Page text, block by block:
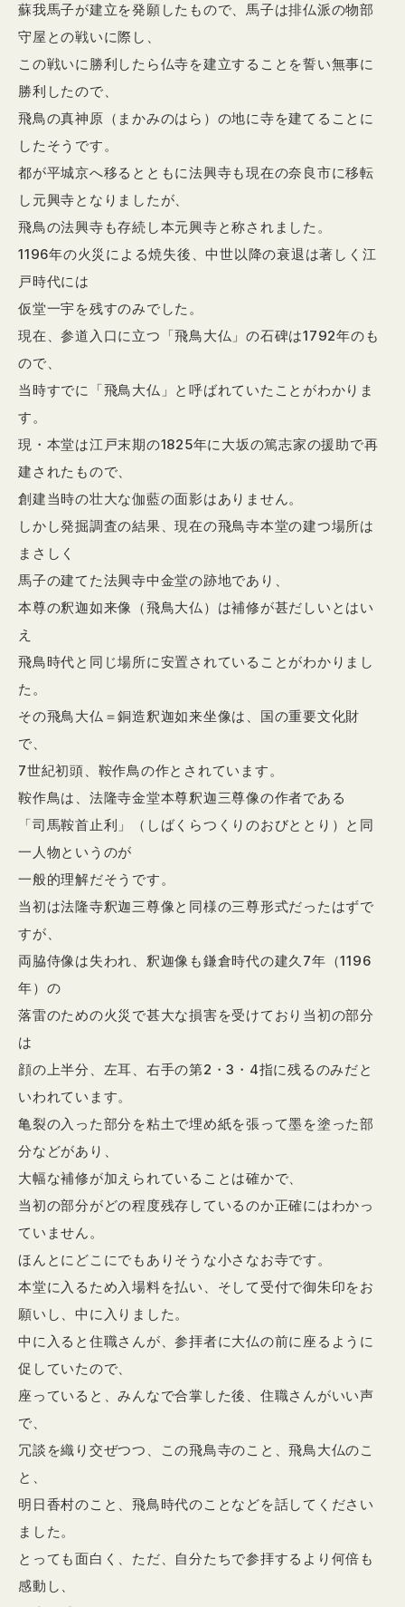
蘇我馬子が建立を発願したもので、馬子は排仏派の物部
守屋との戦いに際し、
この戦いに勝利したら仏寺を建立することを誓い無事に
勝利したので、
飛鳥の真神原（まかみのはら）の地に寺を建てることに
したそうです。
都が平城京へ移るとともに法興寺も現在の奈良市に移転
し元興寺となりましたが、
飛鳥の法興寺も存続し本元興寺と称されました。
1196年の火災による焼失後、中世以降の衰退は著しく江
戸時代には
仮堂一宇を残すのみでした。
現在、参道入口に立つ「飛鳥大仏」の石碑は1792年のも
ので、
当時すでに「飛鳥大仏」と呼ばれていたことがわかりま
す。
現・本堂は江戸末期の1825年に大坂の篤志家の援助で再
建されたもので、
創建当時の壮大な伽藍の面影はありません。
しかし発掘調査の結果、現在の飛鳥寺本堂の建つ場所は
まさしく
馬子の建てた法興寺中金堂の跡地であり、
本尊の釈迦如来像（飛鳥大仏）は補修が甚だしいとはい
え
飛鳥時代と同じ場所に安置されていることがわかりまし
た。
その飛鳥大仏＝銅造釈迦如来坐像は、国の重要文化財
で、
7世紀初頭、鞍作鳥の作とされています。
鞍作鳥は、法隆寺金堂本尊釈迦三尊像の作者である
「司馬鞍首止利」（しばくらつくりのおびととり）と同
一人物というのが
一般的理解だそうです。
当初は法隆寺釈迦三尊像と同様の三尊形式だったはずで
すが、
両脇侍像は失われ、釈迦像も鎌倉時代の建久7年（1196
年）の
落雷のための火災で甚大な損害を受けており当初の部分
は
顔の上半分、左耳、右手の第2・3・4指に残るのみだと
いわれています。
亀裂の入った部分を粘土で埋め紙を張って墨を塗った部
分などがあり、
大幅な補修が加えられていることは確かで、
当初の部分がどの程度残存しているのか正確にはわかっ
ていません。
ほんとにどこにでもありそうな小さなお寺です。
本堂に入るため入場料を払い、そして受付で御朱印をお
願いし、中に入りました。
中に入ると住職さんが、参拝者に大仏の前に座るように
促していたので、
座っていると、みんなで合掌した後、住職さんがいい声
で、
冗談を織り交ぜつつ、この飛鳥寺のこと、飛鳥大仏のこ
と、
明日香村のこと、飛鳥時代のことなどを話してください
ました。
とっても面白く、ただ、自分たちで参拝するより何倍も
感動し、